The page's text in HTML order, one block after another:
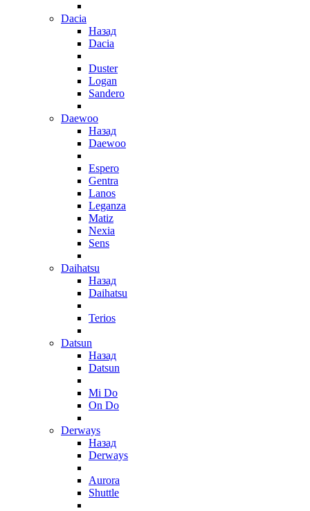
Dacia
Назад
Dacia
Duster
Logan
Sandero
Daewoo
Назад
Daewoo
Espero
Gentra
Lanos
Leganza
Matiz
Nexia
Sens
Daihatsu
Назад
Daihatsu
Terios
Datsun
Назад
Datsun
Mi Do
On Do
Derways
Назад
Derways
Aurora
Shuttle